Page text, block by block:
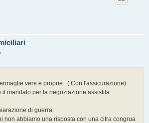
vere e proprie . ( Con l'assicurazione)
il mandato per la negoziazione assistita.
di guerra.
non abbiamo una risposta con una cifra congrua